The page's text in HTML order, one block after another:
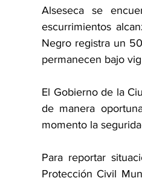
Alseseca se
escurrimientos
Negro registra un
permanecen bajo
El Gobierno de la
de manera
momento la
Para reportar
Protección Civil